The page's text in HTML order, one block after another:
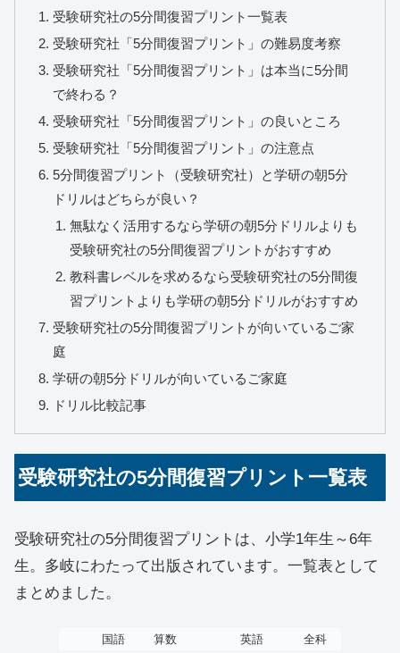
受験研究社の5分間復習プリント一覧表
受験研究社「5分間復習プリント」の難易度考察
受験研究社「5分間復習プリント」は本当に5分間
で終わる？
受験研究社「5分間復習プリント」の良いところ
受験研究社「5分間復習プリント」の注意点
5分間復習プリント（受験研究社）と学研の朝5分
ドリルはどちらが良い？
無駄なく活用するなら学研の朝5分ドリルよりも
受験研究社の5分間復習プリントがおすすめ
教科書レベルを求めるなら受験研究社の5分間復
習プリントよりも学研の朝5分ドリルがおすすめ
受験研究社の5分間復習プリントが向いているご家
庭
学研の朝5分ドリルが向いているご家庭
ドリル比較記事
受験研究社の5分間復習プリント一覧表
受験研究社の5分間復習プリントは、小学1年生～6年
生。多岐にわたって出版されています。一覧表として
まとめました。
国語 算数 英語 全科